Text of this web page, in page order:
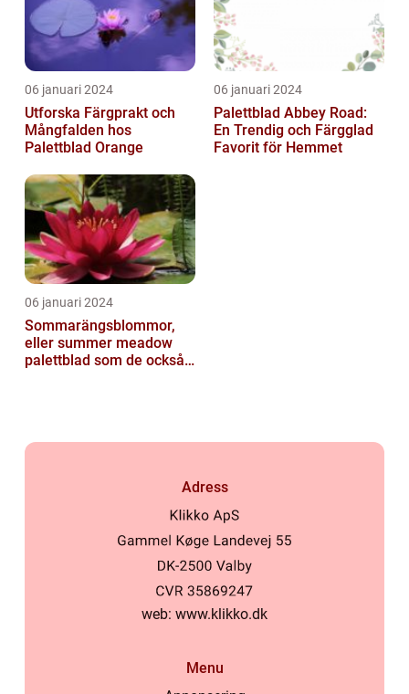
06 januari 2024
Utforska Färgprakt och
Mångfalden hos
Palettblad Orange
06 januari 2024
Palettblad Abbey Road:
En Trendig och Färgglad
Favorit för Hemmet
06 januari 2024
Sommarängsblommor,
eller summer meadow
palettblad som de också
Adress
web: www.klikko.dk
Menu